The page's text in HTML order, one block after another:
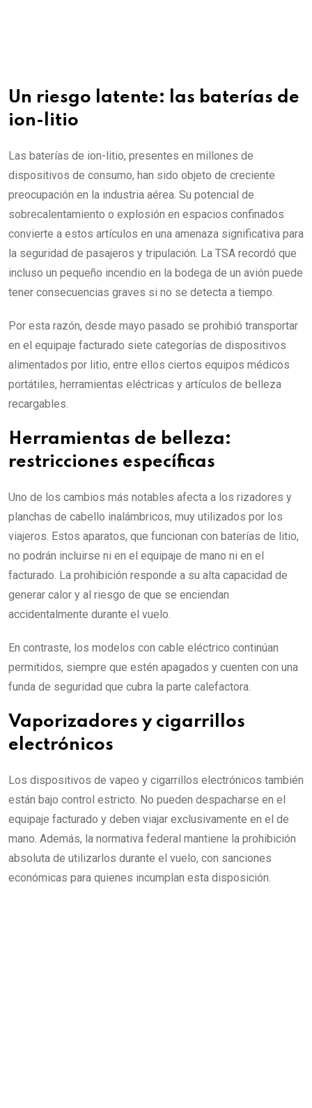
Un riesgo latente: las baterías de
ion-litio
Las baterías de ion-litio, presentes en millones de
dispositivos de consumo, han sido objeto de creciente
preocupación en la industria aérea. Su potencial de
sobrecalentamiento o explosión en espacios confinados
convierte a estos artículos en una amenaza significativa para
la seguridad de pasajeros y tripulación. La TSA recordó que
incluso un pequeño incendio en la bodega de un avión puede
tener consecuencias graves si no se detecta a tiempo.
Por esta razón, desde mayo pasado se prohibió transportar
en el equipaje facturado siete categorías de dispositivos
alimentados por litio, entre ellos ciertos equipos médicos
portátiles, herramientas eléctricas y artículos de belleza
recargables.
Herramientas de belleza:
restricciones específicas
Uno de los cambios más notables afecta a los rizadores y
planchas de cabello inalámbricos, muy utilizados por los
viajeros. Estos aparatos, que funcionan con baterías de litio,
no podrán incluirse ni en el equipaje de mano ni en el
facturado. La prohibición responde a su alta capacidad de
generar calor y al riesgo de que se enciendan
accidentalmente durante el vuelo.
En contraste, los modelos con cable eléctrico continúan
permitidos, siempre que estén apagados y cuenten con una
funda de seguridad que cubra la parte calefactora.
Vaporizadores y cigarrillos
electrónicos
Los dispositivos de vapeo y cigarrillos electrónicos también
están bajo control estricto. No pueden despacharse en el
equipaje facturado y deben viajar exclusivamente en el de
mano. Además, la normativa federal mantiene la prohibición
absoluta de utilizarlos durante el vuelo, con sanciones
económicas para quienes incumplan esta disposición.